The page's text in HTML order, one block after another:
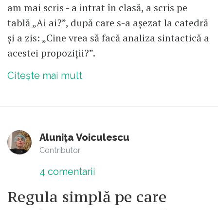
am mai scris - a intrat în clasă, a scris pe
tablă „Ai ai?”, după care s-a așezat la catedră
și a zis: „Cine vrea să facă analiza sintactică a
acestei propoziții?”.
Citește mai mult
Alunița Voiculescu
Contributor
4 comentarii
Regula simplă pe care